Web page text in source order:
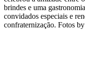
brindes e uma
convidados especiais e
confraternização. Fotos